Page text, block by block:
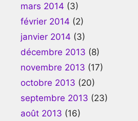
mars 2014 (3)
février 2014 (2)
janvier 2014 (3)
décembre 2013 (8)
novembre 2013 (17)
octobre 2013 (20)
septembre 2013 (23)
août 2013 (16)